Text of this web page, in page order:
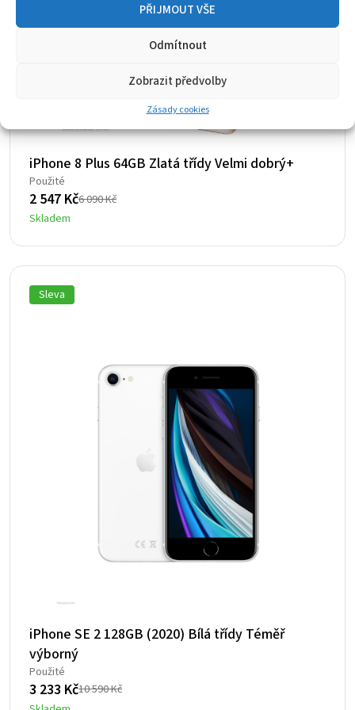
PŘIJMOUT VŠE
Odmítnout
Zobrazit předvolby
Zásady cookies
iPhone 8 Plus 64GB Zlatá třídy Velmi dobrý+
Použité
6 090Kč
Původní
cena
byla:
6
090 Kč.
2 547 Kč
Aktuální
cena
je:
2
547 Kč.
Skladem
Sleva
iPhone SE 2 128GB (2020) Bílá třídy Téměř
výborný
Použité
10 590Kč
Původní
3 233 Kč
Aktuální